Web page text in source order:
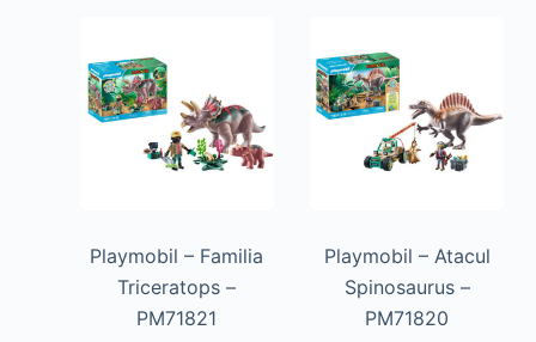
Playmobil – Familia
Triceratops –
PM71821
Playmobil – Atacul
Spinosaurus –
PM71820